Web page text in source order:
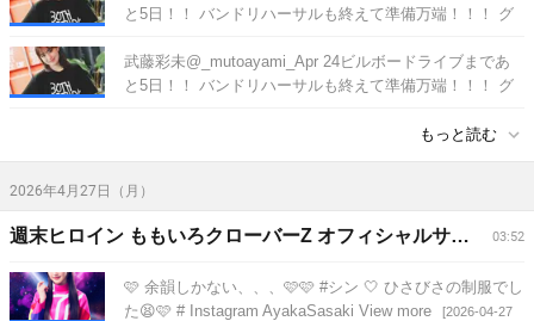
と5日！！ バンドリハーサルも終えて準備万端！！！ グ
02:01]
武藤彩未@_mutoayami_Apr 24ビルボードライブまであ
と5日！！ バンドリハーサルも終えて準備万端！！！ グ
もっと読む
2026年4月27日（月）
03:52
週末ヒロイン ももいろクローバーZ オフィシャルサイト
🩷 余韻しかない、、、🩷🩷 #シン 🤍 ひさびさの制服でし
た😫🩷 # Instagram AyakaSasaki View more
[2026-04-27